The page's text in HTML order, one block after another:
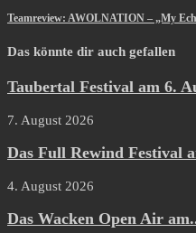
Teamreview: AWOLNATION – „My
Das könnte dir auch gefallen
Taubertal Festival am 6.
7. August 2026
Das Full Rewind Festival
4. August 2026
Das Wacken Open Air